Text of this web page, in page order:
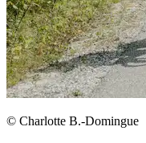
© Charlotte B.-Domingue